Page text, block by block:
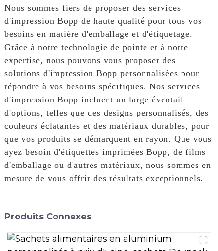
Nous sommes fiers de proposer des services
d'impression Bopp de haute qualité pour tous vos
besoins en matière d'emballage et d'étiquetage.
Grâce à notre technologie de pointe et à notre
expertise, nous pouvons vous proposer des
solutions d'impression Bopp personnalisées pour
répondre à vos besoins spécifiques. Nos services
d'impression Bopp incluent un large éventail
d'options, telles que des designs personnalisés, des
couleurs éclatantes et des matériaux durables, pour
que vos produits se démarquent en rayon. Que vous
ayez besoin d'étiquettes imprimées Bopp, de films
d'emballage ou d'autres matériaux, nous sommes en
mesure de vous offrir des résultats exceptionnels.
Produits Connexes